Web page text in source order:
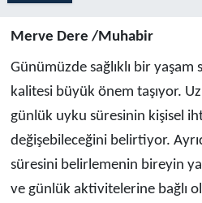
Merve Dere /Muhabir
Günümüzde sağlıklı bir
kalitesi büyük önem taşıyor.
günlük uyku süresinin kişisel
değişebileceğini belirtiyor.
süresini belirlemenin bireyin
ve günlük aktivitelerine bağlı
Teknoloji ve Bilim
Televizyon